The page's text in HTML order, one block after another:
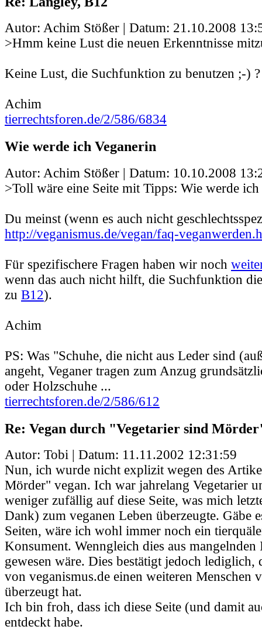
Autor: Achim Stößer | Datum: 21.10.2008
>Hmm keine Lust die neuen Erkenntnisse
Keine Lust, die Suchfunktion zu benutzen ;-) ?
Achim
tierrechtsforen.de/2/586/6834
Wie werde ich Veganerin
Autor: Achim Stößer | Datum: 10.10.2008
>Toll wäre eine Seite mit Tipps: Wie werde
Du meinst (wenn es auch nicht
http://veganismus.de/vegan/faq-
Für spezifischere Fragen haben wir noch
wenn das auch nicht hilft, die Suchfunktion
zu B12).
Achim
PS: Was "Schuhe, die nicht aus Leder sind
angeht, Veganer tragen zum Anzug
oder Holzschuhe ...
tierrechtsforen.de/2/586/612
Re: Vegan durch "Vegetarier sind
Autor: Tobi | Datum: 11.11.2002 12:31:59
Nun, ich wurde nicht explizit wegen des
Mörder" vegan. Ich war jahrelang Vegetarier
weniger zufällig auf diese Seite, was mich
Dank) zum veganen Leben überzeugte. Gäbe
Seiten, wäre ich wohl immer noch ein
Konsument. Wenngleich dies aus
gewesen wäre. Dies bestätigt jedoch lediglich,
von veganismus.de einen weiteren Menschen
überzeugt hat.
Ich bin froh, dass ich diese Seite (und damit
entdeckt habe.